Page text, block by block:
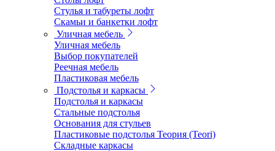
Стулья и табуреты лофт
Скамьи и банкетки лофт
Уличная мебель
Уличная мебель
Выбор покупателей
Реечная мебель
Пластиковая мебель
Подстолья и каркасы
Подстолья и каркасы
Стальные подстолья
Основания для стульев
Пластиковые подстолья Теория (Teori)
Складные каркасы